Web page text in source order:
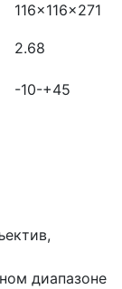
116x116x271
2.68
-10-+45
диапазоне